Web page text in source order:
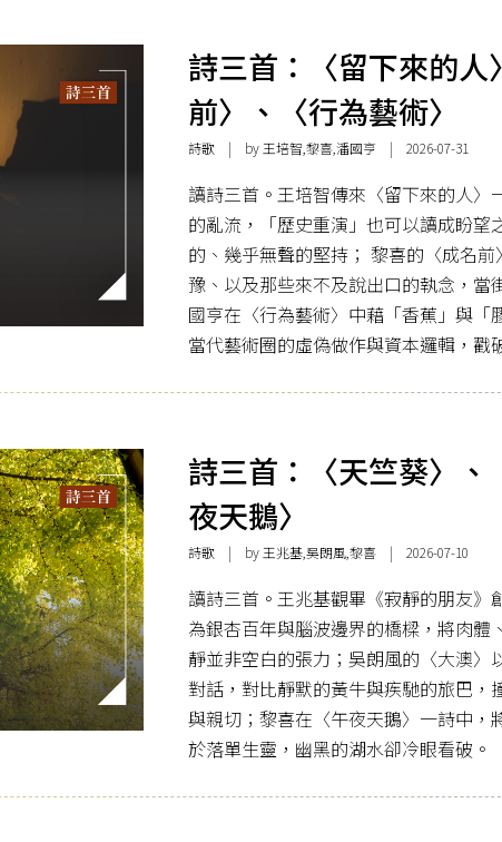
詩三首：〈留下來的人
前〉、〈行為藝術〉
詩歌 | by 王培智,黎喜,潘國亨 | 2026-07-31
讀詩三首。王培智傳來〈留下來的人〉
的亂流，「歷史重演」也可以讀成盼望
的、幾乎無聲的堅持； 黎喜的〈成名
豫、以及那些來不及說出口的執念，當
國亨在〈行為藝術〉中藉「香蕉」與「
當代藝術圈的虛偽做作與資本邏輯，戳
詩三首：〈天竺葵〉、
夜天鵝〉
詩歌 | by 王兆基,吳朗風,黎喜 | 2026-07-10
讀詩三首。王兆基觀畢《寂靜的朋友》
為銀杏百年與腦波邊界的橋樑，將肉體
靜並非空白的張力；吳朗風的〈大澳〉
對話，對比靜默的黃牛與疾馳的旅巴，
與親切；黎喜在〈午夜天鵝〉一詩中，
於落單生靈，幽黑的湖水卻冷眼看破。